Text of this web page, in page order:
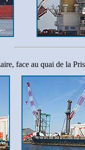
face au quai de la